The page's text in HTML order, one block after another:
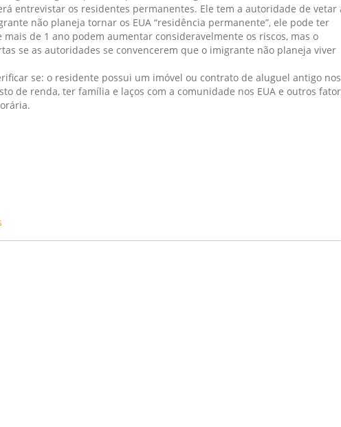
entrevistar os residentes permanentes. Ele tem a autoridade de vetar
não planeja tornar os EUA “residência permanente”, ele pode ter
de 1 ano podem aumentar consideravelmente os riscos, mas o
se as autoridades se convencerem que o imigrante não planeja viver
se: o residente possui um imóvel ou contrato de aluguel antigo nos
de renda, ter família e laços com a comunidade nos EUA e outros